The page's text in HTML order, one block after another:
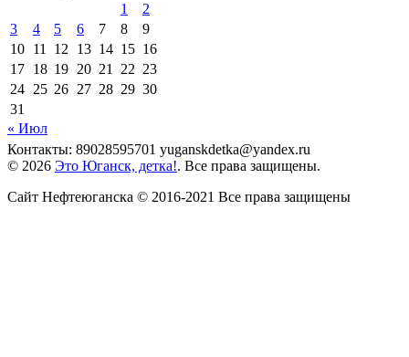
1
2
3
4 5 6 7 8
9
10 11 12 13 14 15 16
17 18 19 20 21 22 23
24 25 26 27 28 29 30
31
« Июл
Контакты: 89028595701 yuganskdetka@yandex.ru
© 2026 Это Юганск, детка!. Все права защищены.
Сайт Нефтеюганска © 2016-2021 Все права защищены